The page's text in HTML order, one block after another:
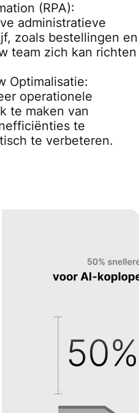
(RPA):
administratieve
zoals bestellingen en
team zich kan richten
Optimalisatie:
operationele
te maken van
te
te verbeteren.